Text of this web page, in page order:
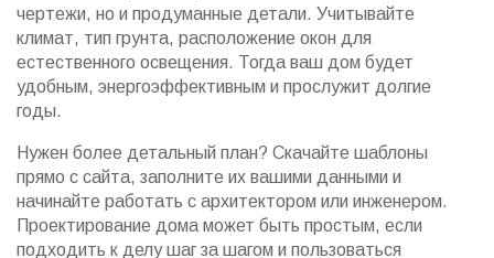
чертежи, но и продуманные детали. Учитывайте
климат, тип грунта, расположение окон для
естественного освещения. Тогда ваш дом будет
удобным, энергоэффективным и прослужит долгие
годы.
Нужен более детальный план? Скачайте шаблоны
прямо с сайта, заполните их вашими данными и
начинайте работать с архитектором или инженером.
Проектирование дома может быть простым, если
подходить к делу шаг за шагом и пользоваться